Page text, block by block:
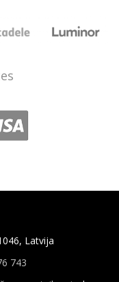
Latvija
743